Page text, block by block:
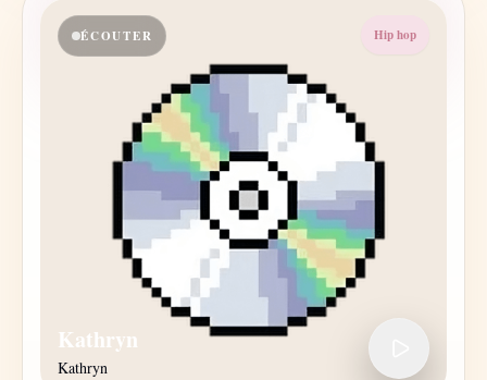
ÉCOUTER Hip hop
Kathryn
Kathryn